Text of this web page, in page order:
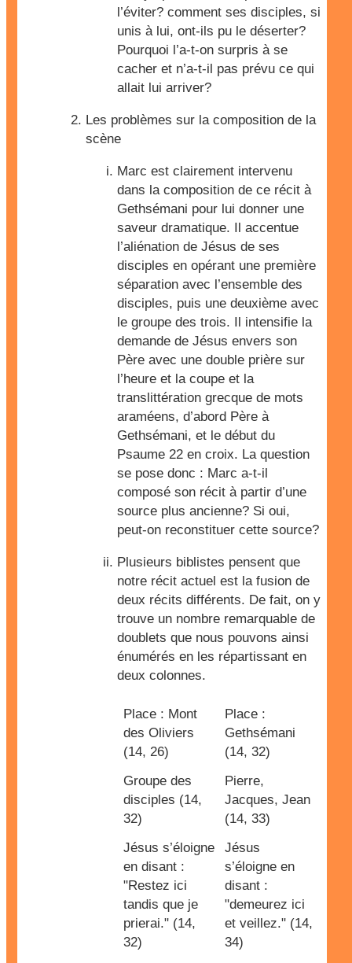
l’éviter? comment ses disciples, si
unis à lui, ont-ils pu le déserter?
Pourquoi l’a-t-on surpris à se
cacher et n’a-t-il pas prévu ce qui
allait lui arriver?
Les problèmes sur la composition de la
scène
Marc est clairement intervenu
dans la composition de ce récit à
Gethsémani pour lui donner une
saveur dramatique. Il accentue
l’aliénation de Jésus de ses
disciples en opérant une première
séparation avec l’ensemble des
disciples, puis une deuxième avec
le groupe des trois. Il intensifie la
demande de Jésus envers son
Père avec une double prière sur
l’heure et la coupe et la
translittération grecque de mots
araméens, d’abord Père à
Gethsémani, et le début du
Psaume 22 en croix. La question
se pose donc : Marc a-t-il
composé son récit à partir d’une
source plus ancienne? Si oui,
peut-on reconstituer cette source?
Plusieurs biblistes pensent que
notre récit actuel est la fusion de
deux récits différents. De fait, on y
trouve un nombre remarquable de
doublets que nous pouvons ainsi
énumérés en les répartissant en
deux colonnes.
Place : Mont
des Oliviers
(14, 26)
Place :
Gethsémani
(14, 32)
Groupe des
disciples (14,
32)
Pierre,
Jacques, Jean
(14, 33)
Jésus s’éloigne
en disant :
"Restez ici
tandis que je
prierai." (14,
32)
Jésus
s’éloigne en
disant :
"demeurez ici
et veillez." (14,
34)